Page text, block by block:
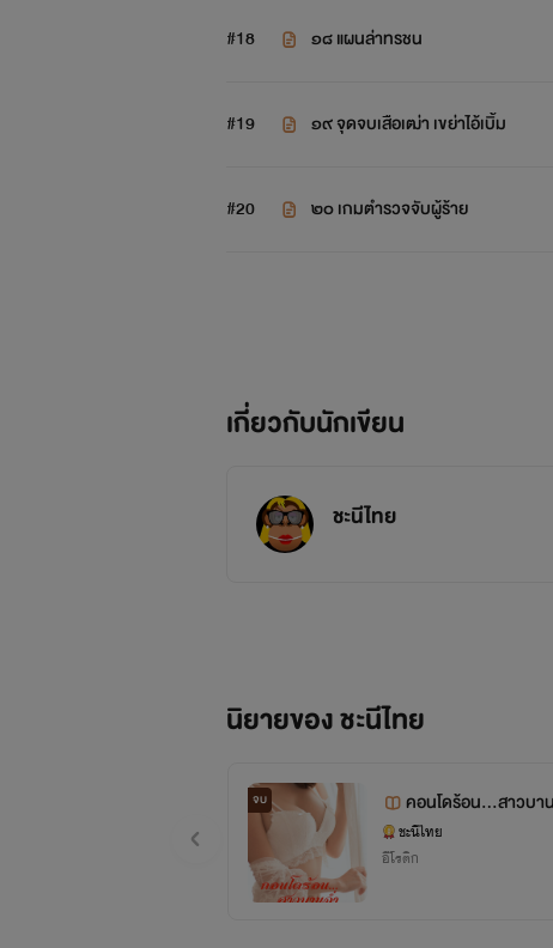
#18 ๑๘ แผนล่าทรชน
#19 ๑๙ จุดจบเสือเฒ่า เขย่าไอ้เบิ้ม
#20 ๒๐ เกมตำรวจจับผู้ร้าย
เกี่ยวกับนักเขียน
ชะนีไทย
นิยายของ ชะนีไทย
จบ คอนโดร้อน...สาวบา
ชะนีไทย
อีโรติก